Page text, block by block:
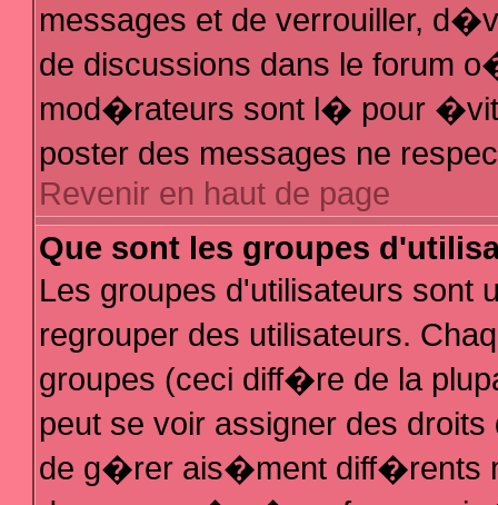
messages et de verrouiller,
de discussions dans le forum
mod�rateurs sont l� pour
poster des messages ne
Revenir en haut de page
Que sont les groupes
Les groupes d'utilisateurs sont
regrouper des utilisateurs.
groupes (ceci diff�re de la
peut se voir assigner des
de g�rer ais�ment diff�rents